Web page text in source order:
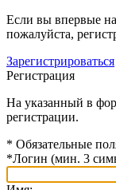
Если вы впервые
пожалуйста,
Зарегистрироваться
Регистрация
На указанный в
регистрации.
* Обязательные
*Логин (мин. 3